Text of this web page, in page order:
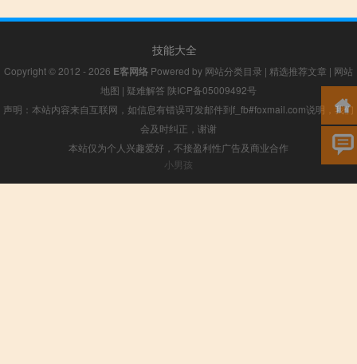
技能大全
Copyright © 2012 - 2026 E客网络 Powered by 网站分类目录 | 精选推荐文章 | 网站
地图 | 疑难解答 陕ICP备05009492号
声明：本站内容来自互联网，如信息有错误可发邮件到f_fb#foxmail.com说明，我们
会及时纠正，谢谢
本站仅为个人兴趣爱好，不接盈利性广告及商业合作
小男孩